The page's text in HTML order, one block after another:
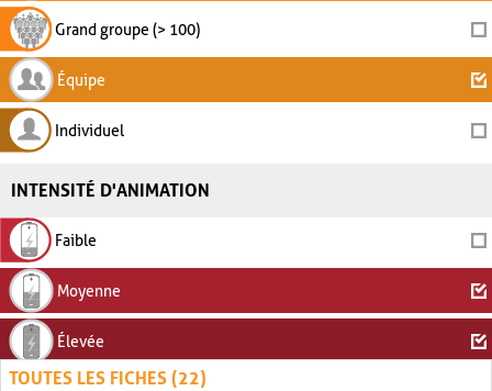
Grand groupe (> 100)
Équipe
Individuel
INTENSITÉ D'ANIMATION
Faible
Moyenne
Élevée
TOUTES LES FICHES (22)